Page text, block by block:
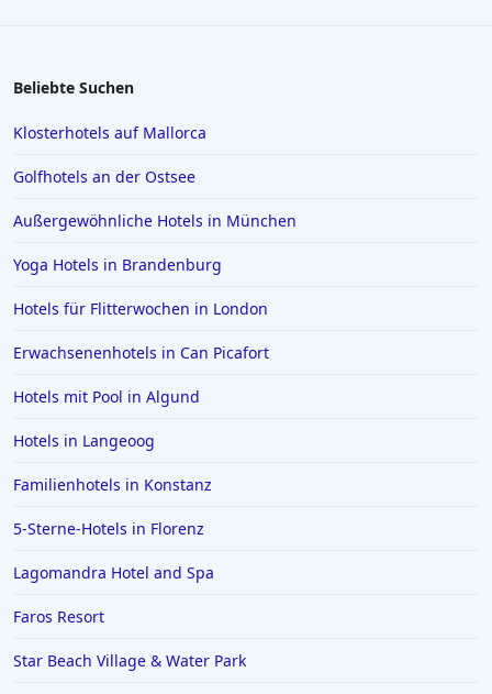
Hotels in Barcelona
Hotels in Zell am See
Hotels in Würzburg
Hotels in Borkum
Hotels in Bregenz
Hotels in Paguera
Hotels in Achen See
Hotels in Marburg Biedenkopf
Hotels in Ischgl
Beliebte Suchen
Klosterhotels auf Mallorca
Golfhotels an der Ostsee
Außergewöhnliche Hotels in München
Yoga Hotels in Brandenburg
Hotels für Flitterwochen in London
Erwachsenenhotels in Can Picafort
Hotels mit Pool in Algund
Hotels in Langeoog
Familienhotels in Konstanz
5-Sterne-Hotels in Florenz
Lagomandra Hotel and Spa
Faros Resort
Star Beach Village & Water Park